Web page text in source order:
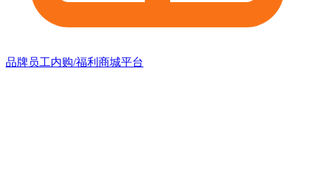
品牌员工内购/福利商城平台